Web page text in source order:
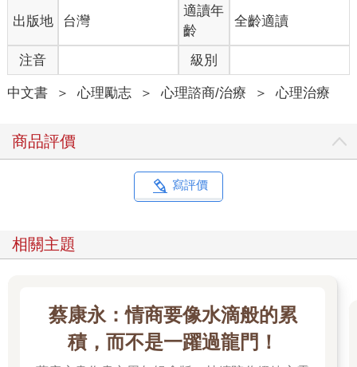
殼上，發出鬼鬼祟祟的喀嗤－喀嗤聲響。
對此感到好奇的我，有一次問她除了是製片以外，是否也是個女
演員。她笑出聲來，然後回答，不是她大言不慚，她確實可以做
一流的敘事配音員，卻沒有任何一點點真正的戲劇表演能力。事
實上，她說有時候跟她共事的人會善意地笑她有這麼一個小缺
點。
鐘用電影般的細節告訴我她最近一次企圖自殺：在一月末的一個
星期二凌晨三點，她開車到一處偏僻的麻薩諸塞海灘，躺在浪潮
以她無所不知的旁白語氣，在記憶帶來的知性好奇心之中，她描
述她在不太可能的狀況下意外獲救―被一群醉醺醺的大學生發
個故事裡奇特的非人客觀距離―這是可以靠著某種作者論式的攝
影機運動、在電影裡達到的效果。
了。在波浪的聲音之上，我不認為妳真的可以聽見沙裡的腳步
聲，不過還是一樣……」
而我拉長耳朵去聽那個「喀嗤－喀嗤」。
出版地 台灣
適讀年
齡
全齡適讀
注音 級別
中文書 ＞ 心理勵志 ＞ 心理諮商/治療 ＞ 心理治療
商品評價
寫評價
相關主題
蔡康永：情商要像水滴般的累
積，而不是一躍過龍門！